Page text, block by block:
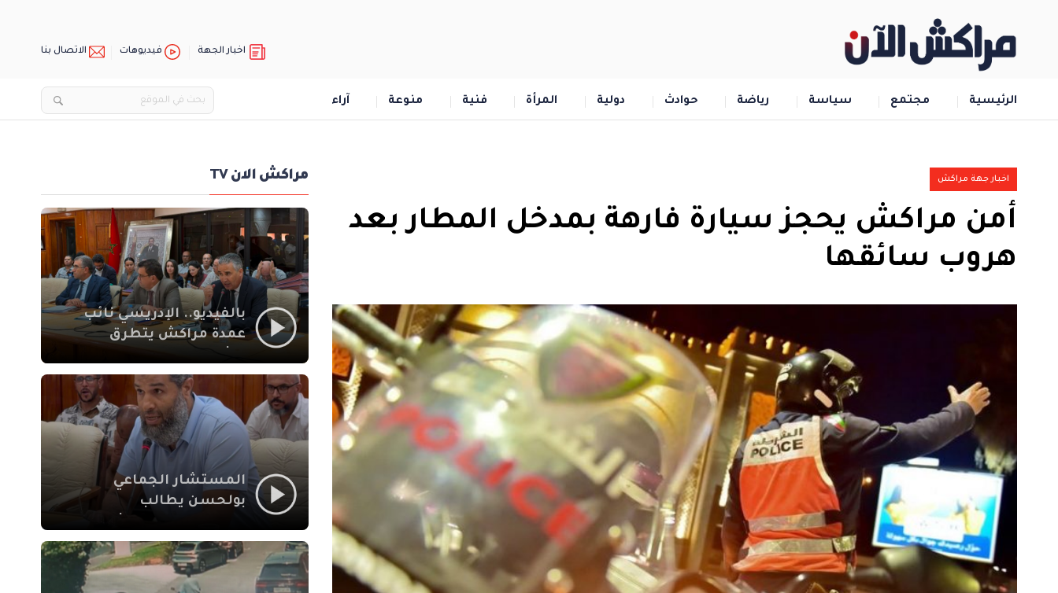
اخبار الجهة فيديوهات الاتصال بنا
الرئيسية مجتمع سياسة رياضة حوادث دولية المرأة فنية منوعة آراء
اخبار جهة مراكش
أمن مراكش يحجز سيارة فارهة بمدخل المطار بعد
هروب سائقها
مراكش الان TV
بالفيديو.. الإدريسي نائب
عمدة مراكش يتطرق
الاجتماعي في نقل
المحطة الطرقية إلى
العزوزية
المستشار الجماعي
بولحسن يطالب
أشغال شارع علال
الفاسي بمراكش